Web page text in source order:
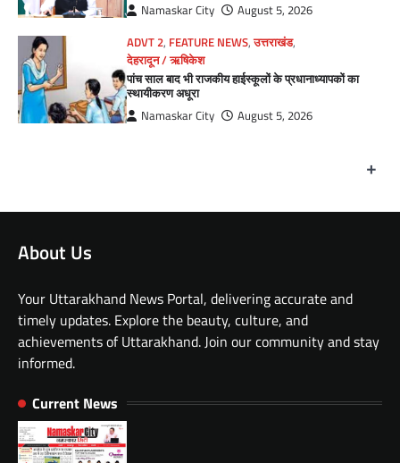
Namaskar City
August 5, 2026
ADVT 2, FEATURE NEWS,उत्तराखंड,
देहरादून / ऋषिकेश
पांच साल बाद भी राजकीय हाईस्कूलों के प्रधानाध्यापकों का
स्थायीकरण अधूरा
Namaskar City August 5, 2026
+
About Us
Your Uttarakhand News Portal, delivering accurate and
timely updates. Explore the beauty, culture, and
achievements of Uttarakhand. Join our community and stay
informed.
Current News